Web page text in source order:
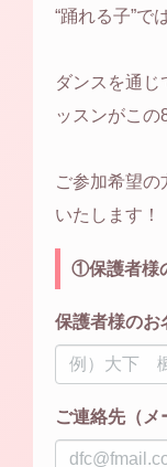
“踊れる子”で
ダンスを通じ
ッスンがこの
ご参加希望の
いたします！
①保護者様
保護者様のお
ご連絡先（メ